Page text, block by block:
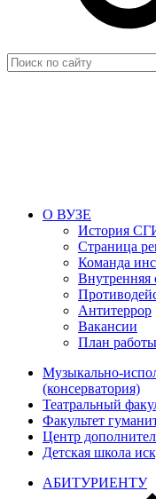
О ВУЗЕ
История
Страница
Команда
Внутренняя
Антитеррор
Вакансии
План работы
Музыкально-
(консерватория)
Театральный
Факультет
Центр
Детская школа
АБИТУРИЕНТУ